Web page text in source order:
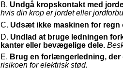
B. Undgå kropskontakt med
hvis din krop er jordet eller
C. Udsæt ikke maskinen for regn
D. Undlad at bruge ledningen
kanter eller bevægelige dele.
E. Brug en forlængerledning,
risikoen for elektrisk stød.